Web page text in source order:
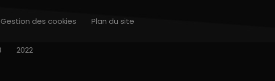
Gestion des cookies Plan du site
2022